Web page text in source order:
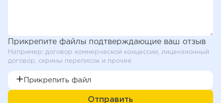
Прикрепите файлы подтверждающие ваш отзыв
Например: договор коммерческой концессии, лицензионный
договор, скрины переписок и прочее
Прикрепить файл